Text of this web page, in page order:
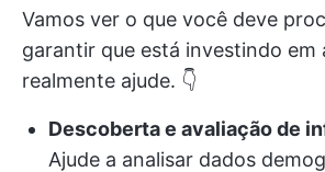
Vamos ver o que você deve
garantir que está investindo em
realmente ajude. 👇
Descoberta e avaliação de
Ajude a analisar dados